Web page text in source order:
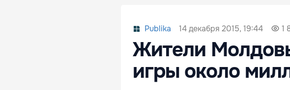
Publika 14 декабря 2015, 19:44 1
Жители
игры около